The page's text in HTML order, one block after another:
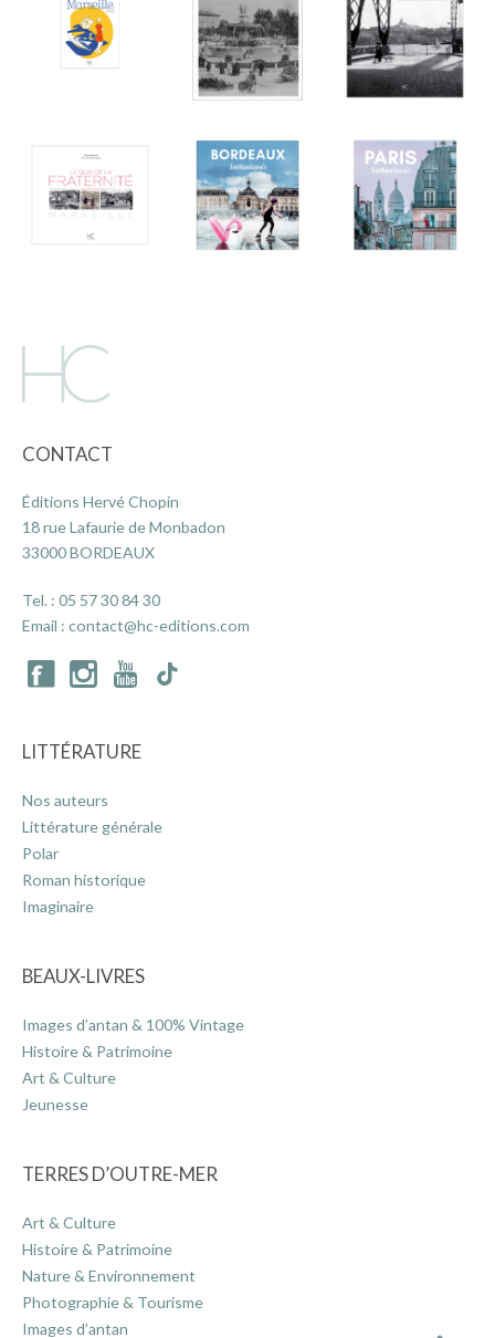
CONTACT
Éditions Hervé Chopin
18 rue Lafaurie de Monbadon
33000 BORDEAUX
Tel. : 05 57 30 84 30
Email : contact@hc-editions.com
LITTÉRATURE
Nos auteurs
Littérature générale
Polar
Roman historique
Imaginaire
BEAUX-LIVRES
Images d’antan & 100% Vintage
Histoire & Patrimoine
Art & Culture
Jeunesse
TERRES D’OUTRE-MER
Art & Culture
Histoire & Patrimoine
Nature & Environnement
Photographie & Tourisme
Images d’antan